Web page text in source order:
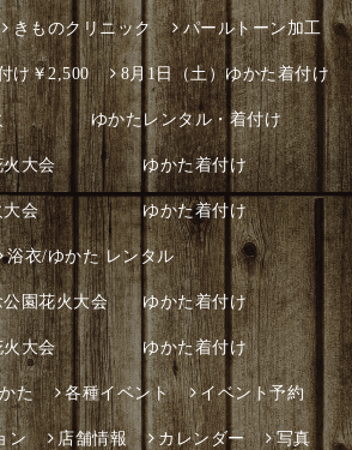
きものクリニック パールトーン加工
け￥2,500 8月1日（土）ゆかた着付け
火 ゆかたレンタル・着付け
花火大会 ゆかた着付け
火大会 ゆかた着付け
浴衣/ゆかた レンタル
公園花火大会 ゆかた着付け
花火大会 ゆかた着付け
た 各種イベント イベント予約
ン 店舗情報 カレンダー 写真